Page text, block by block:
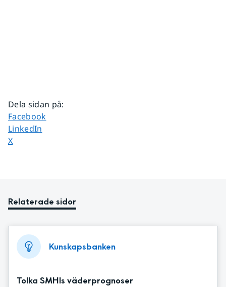
Dela sidan på:
Dela sidan på
Facebook
Dela sidan på
LinkedIn
Dela sidan på
X
Relaterade sidor
Kunskapsbanken
Tolka SMHIs väderprognoser